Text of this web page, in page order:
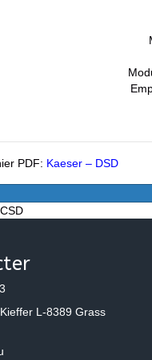
PDF: Kaeser – DSD
L-8389 Grass